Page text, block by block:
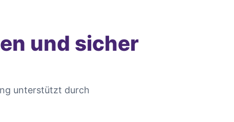
und sicher
unterstützt durch